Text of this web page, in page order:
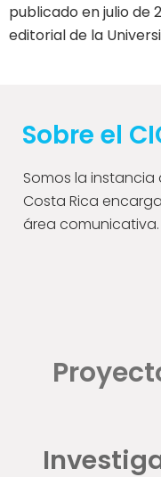
publicado en julio de
editorial de la
Sobre el
Somos la
Costa Rica
área comunicativa.